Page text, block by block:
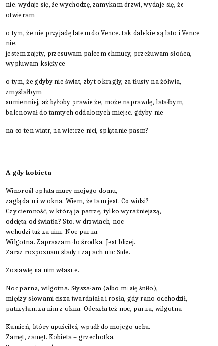
nie. wydaje się, że wychodzę, zamykam drzwi, wydaje się, że
otwieram
o tym, że nie przyjadę latem do Vence. tak dalekie są lato i Vence.
nie.
jestem zajęty, przesuwam palcem chmury, przeżuwam słońca,
wypluwam księżyce
o tym, że gdyby nie świat, zbyt okrągły, za tłusty na żółwia,
zmyślałbym
sumienniej, aż byłoby prawie że, może naprawdę, latałbym,
balonował do tamtych oddalonych miejsc. gdyby nie
na co ten wiatr, na wietrze nici, splątanie pasm?
A gdy kobieta
Winorośl oplata mury mojego domu,
zagląda mi w okna. Wiem, że tam jest. Co widzi?
Czy ciemność, w którą ja patrzę, tylko wyraźniejszą,
odciętą od światła? Stoi w drzwiach, noc
wchodzi tuż za nim. Noc parna.
Wilgotna. Zapraszam do środka. Jest bliżej.
Zaraz rozpoznam ślady i zapach ulic Side.
Zostawię na nim własne.
Noc parna, wilgotna. Słyszałam (albo mi się śniło),
między słowami cisza twardniała i rosła, gdy rano odchodził,
patrzyłam za nim z okna. Odeszła też noc, parna, wilgotna.
Kamień, który upuściłeś, wpadł do mojego ucha.
Zamęt, zamęt. Kobieta – grzechotka.